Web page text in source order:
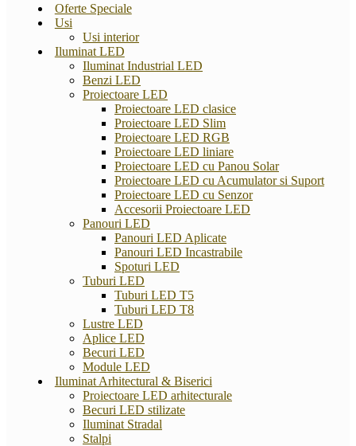
Oferte Speciale
Usi
Usi interior
Iluminat LED
Iluminat Industrial LED
Benzi LED
Proiectoare LED
Proiectoare LED clasice
Proiectoare LED Slim
Proiectoare LED RGB
Proiectoare LED liniare
Proiectoare LED cu Panou Solar
Proiectoare LED cu Acumulator si Suport
Proiectoare LED cu Senzor
Accesorii Proiectoare LED
Panouri LED
Panouri LED Aplicate
Panouri LED Incastrabile
Spoturi LED
Tuburi LED
Tuburi LED T5
Tuburi LED T8
Lustre LED
Aplice LED
Becuri LED
Module LED
Iluminat Arhitectural & Biserici
Proiectoare LED arhitecturale
Becuri LED stilizate
Iluminat Stradal
Stalpi